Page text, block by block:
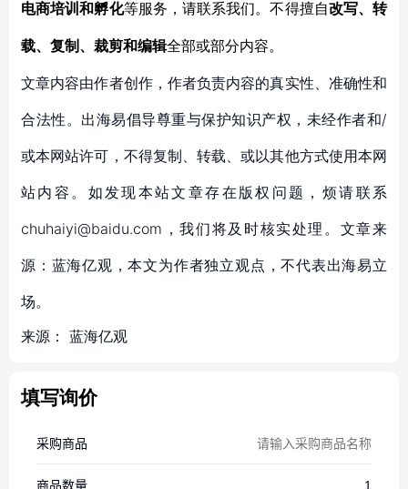
电商培训和孵化等服务， 请联系我们。不得擅自改写、转
载、复制、裁剪和编辑全部或部分内容。
文章内容由作者创作，作者负责内容的真实性、准确性和
合法性。出海易倡导尊重与保护知识产权，未经作者和/
或本网站许可，不得复制、转载、或以其他方式使用本网
站内容。如发现本站文章存在版权问题，烦请联系
chuhaiyi@baidu.com，我们将及时核实处理。文章来
源：蓝海亿观，本文为作者独立观点，不代表出海易立
场。
来源： 蓝海亿观
填写询价